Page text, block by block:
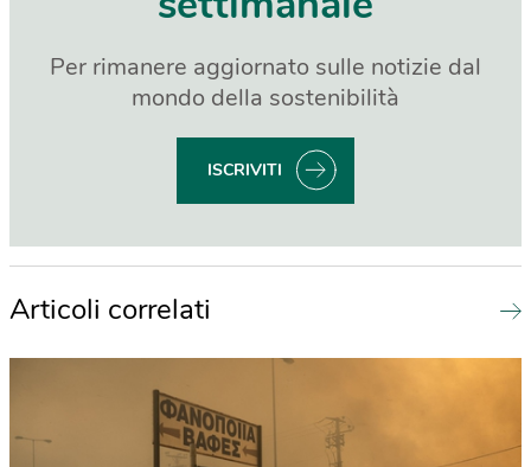
Per rimanere aggiornato sulle notizie dal
mondo della sostenibilità
ISCRIVITI
Articoli correlati